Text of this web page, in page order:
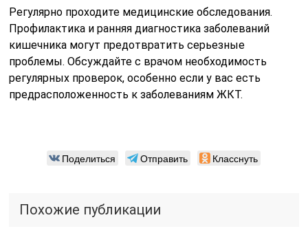
Регулярно проходите медицинские обследования.
Профилактика и ранняя диагностика заболеваний
кишечника могут предотвратить серьезные
проблемы. Обсуждайте с врачом необходимость
регулярных проверок, особенно если у вас есть
предрасположенность к заболеваниям ЖКТ.
Поделиться Отправить Класснуть
Похожие публикации